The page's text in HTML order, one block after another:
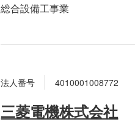
総合設備工事業
法人番号 4010001008772
三菱電機株式会社